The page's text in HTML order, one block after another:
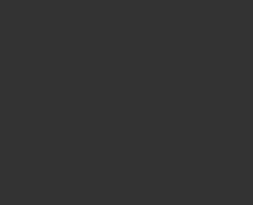
számos tényező
összefüggések
jelentőséggel bír.
– összefüggések
kutatói bemutatják az
antropológia, bioetika,